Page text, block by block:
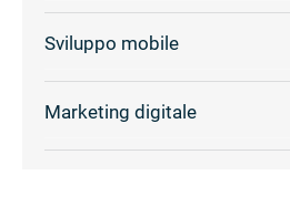
Sviluppo mobile
Marketing digitale